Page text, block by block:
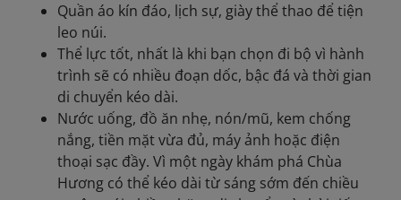
Quần áo kín đáo, lịch sự, giày thể thao để tiện
leo núi.
Thể lực tốt, nhất là khi bạn chọn đi bộ vì hành
trình sẽ có nhiều đoạn dốc, bậc đá và thời gian
di chuyển kéo dài.
Nước uống, đồ ăn nhẹ, nón/mũ, kem chống
nắng, tiền mặt vừa đủ, máy ảnh hoặc điện
thoại sạc đầy. Vì một ngày khám phá Chùa
Hương có thể kéo dài từ sáng sớm đến chiều